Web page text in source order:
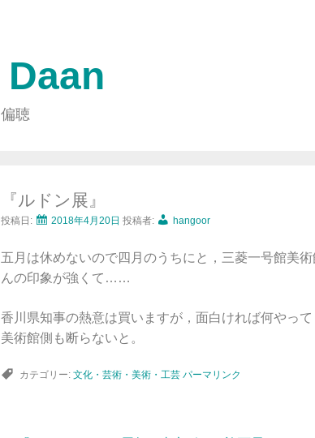
Daan
偏聴
『ルドン展』
投稿日: 2018年4月20日 投稿者: hangoor
五月は休めないので四月のうちにと，三菱一号館美
んの印象が強くて……
香川県知事の熱意は買いますが，面白ければ何やって
美術館側も断らないと。
カテゴリー: 文化・芸術・美術・工芸 パーマリンク